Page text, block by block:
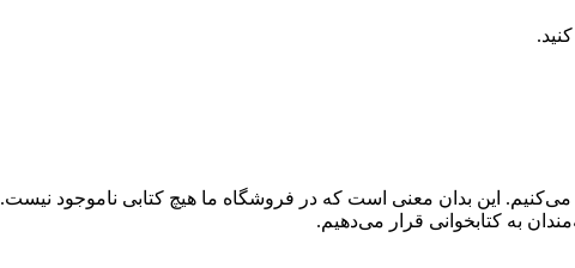
این بدان معنی است که در فروشگاه ما هیچ کتابی ناموجود
به کتابخوانی قرار می‌دهیم.